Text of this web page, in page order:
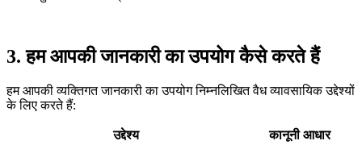
3. हम आपकी जानकारी का उपयोग कैसे करते हैं
हम आपकी व्यक्तिगत जानकारी का उपयोग निम्नलिखित वैध व्यावसायिक उद्देश्यों
के लिए करते हैं:
उद्देश्य
कानूनी आधार